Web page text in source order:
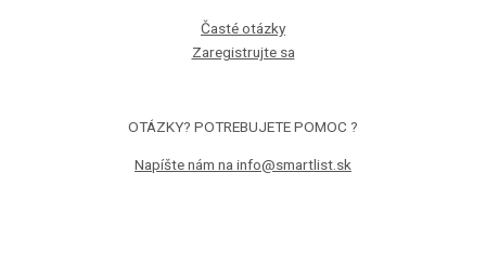
Časté otázky
Zaregistrujte sa
OTÁZKY? POTREBUJETE POMOC ?
Napíšte nám na info@smartlist.sk